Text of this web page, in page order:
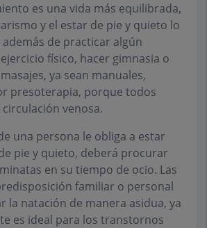
es una vida más equilibrada,
y el estar de pie y quieto lo
de practicar algún
físico, hacer gimnasia o
ya sean manuales,
presoterapia, porque todos
venosa.
una persona le obliga a estar
pie y quieto, deberá procurar
en su tiempo de ocio. Las
familiar o personal
la natación de manera asidua, ya
es ideal para los transtornos